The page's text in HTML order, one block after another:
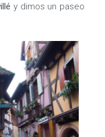
y dimos un paseo